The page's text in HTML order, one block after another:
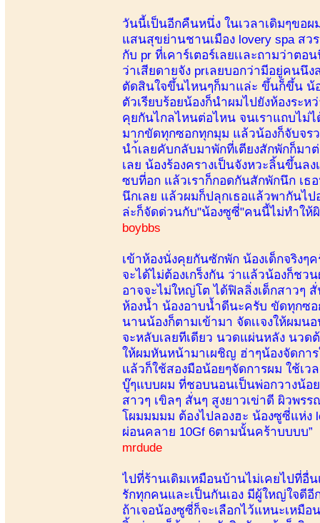
วันนี้เป็นอีกคืนหนึ่ง ในเวลาเดิมๆขอ
แสนสุขย่านชานเมือง lovery spa ส
กับ pr ที่เคาร์เตอร์เลยเเละถามว่า
ว่าเสียดายจัง prเลยบอกว่ามีอยู่คนนึ
ตัดสินใจขึ้นไหนๆก็มาแล่ะ ขึ้นก็ขึ้น น้
ตัวเรียบร้อยน้องก็นำผมไปยังห้องระ
คุยกันไกลไหนต่อไหน จนเราแถบไม่
มากขัดทุกซอกทุกมุม แล้วน้องก็จับจร
นำ้เลยคับกลับมาพักที่เตียงสักพักก็มา
เลย น้องร้องครางเป็นจังหวะลิ้นขึ้นล
ซบที่อก แล้วเราก็กอดกันสักพักนึก เธ
นึกเลย แล้วผมก็ปลุกเธอแล้วพากันไ
ล่ะก็จัดด่วนกับ"น้องซูซี่"คนนี้ไม่ทำให้
boybbs
เข้าห้องนั่งคุยกันซักพัก น้องเด็กจริง
จะได้ไม่ต้องเกร็งกัน ว่าแล้วน้องก็ช
อาจจะไม่ใหญ่โต ได้ฟิลลิ่งเด็กสาวๆ
ห้องน้ำ น้องอาบน้ำดีนะครับ ขัดทุกซอ
นานน้องก็ตามเข้ามา จัดเเจงให้ผมน
จะหลับเลยทีเดียว นวดแผ่นหลัง นว
ให้ผมหันหน้ามาเผชิญ ฮ่าๆน้องจัดกา
แล้วก็ใช้สองมือน้อยๆจัดการผม ใช้เ
บู๊ๆแบบผม ที่ชอบนอนเป็นพ่อกวางน้อ
สาวๆ เขิลๆ สั่นๆ สูงยาวเข่าดี ผิวพร
โผมมมมม ต้องไปลองฮะ น้องซูซี่แห่ง
ผ่อนคลาย 10Gf 6ตามนั้นคร้าบบบบ”
mrdude
ไปที่ร้านเดิมเหมือนบ้านไม่เคยไปที่อื่
รักทุกคนและเป็นกันเอง มีผู้ใหญ่ใจดีอี
ถ้าเจอน้องซูซี่ก็จะเลือกไว้แหนะเหมื